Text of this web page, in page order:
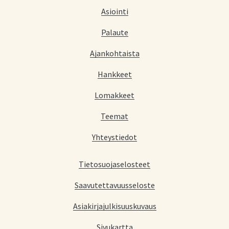
Asiointi
Palaute
Ajankohtaista
Hankkeet
Lomakkeet
Teemat
Yhteystiedot
Tietosuojaselosteet
Saavutettavuusseloste
Asiakirjajulkisuuskuvaus